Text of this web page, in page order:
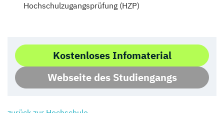
Hochschulzugangsprüfung (HZP)
Kostenloses Infomaterial
Webseite des Studiengangs